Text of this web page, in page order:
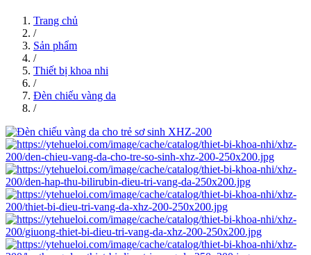
Trang chủ
/
Sản phẩm
/
Thiết bị khoa nhi
/
Đèn chiếu vàng da
/